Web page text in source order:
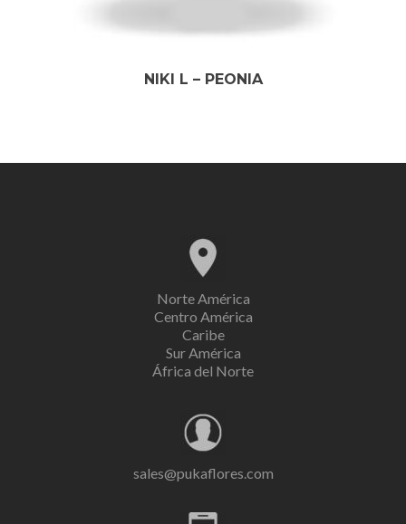
NIKI L – PEONIA
Norte América
Centro América
Caribe
Sur América
África del Norte
sales@pukaflores.com